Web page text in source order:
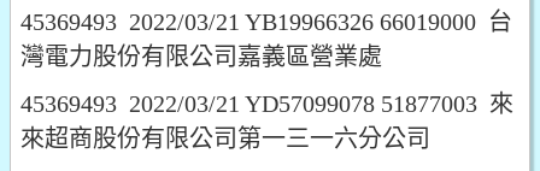
45369493 2022/03/21 YB19966326 66019000 台
灣電力股份有限公司嘉義區營業處
45369493 2022/03/21 YD57099078 51877003 來
來超商股份有限公司第一三一六分公司